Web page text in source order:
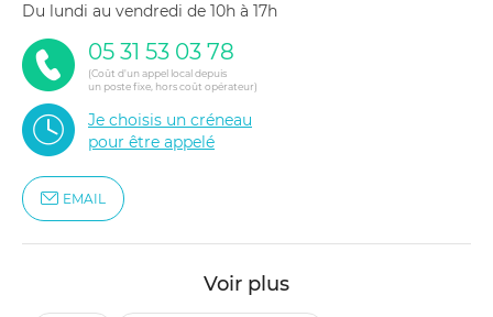
du lundi au vendredi de 10h à 17h
05 31 53 03 78
(Coût d'un appel local depuis
un poste fixe, hors coût opérateur)
Je choisis un créneau
pour être appelé
EMAIL
Voir plus